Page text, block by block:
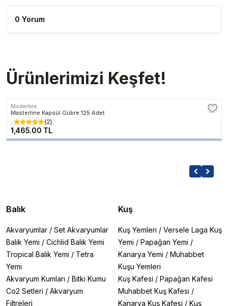
0 Yorum
Ürünlerimizi Keşfet!
Masterline
Masterline Kapsül Gübre 125 Adet
(2)
1,465.00 TL
Balık
Akvaryumlar / Set Akvaryumlar
Balık Yemi / Cichlid Balık Yemi
Tropical Balık Yemi / Tetra
Yemi
Akvaryum Kumları / Bitki Kumu
Co2 Setleri / Akvaryum
Filtreleri
Kuş
Kuş Yemleri / Versele Laga Kuş
Yemi / Papağan Yemi /
Kanarya Yemi / Muhabbet
Kuşu Yemleri
Kuş Kafesi / Papağan Kafesi
Muhabbet Kuş Kafesi /
Kanarya Kuş Kafesi / Kuş